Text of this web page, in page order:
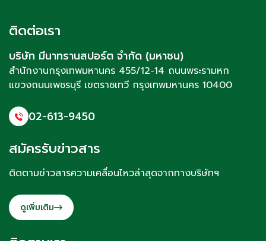
ติดต่อเรา
บริษัท มีนาทรานสปอร์ต จำกัด (มหาชน)
สำนักงานกรุงเทพมหานคร 455/12-14 ถนนพระรามหก
แขวงถนนเพชรบุรี เขตราชเทวี กรุงเทพมหานคร 10400
02-613-9450
สมัครรับข่าวสาร
ติดตามข่าวสารความเคลื่อนไหวล่าสุดจากทางบริษัทฯ
ดูเพิ่มเติม